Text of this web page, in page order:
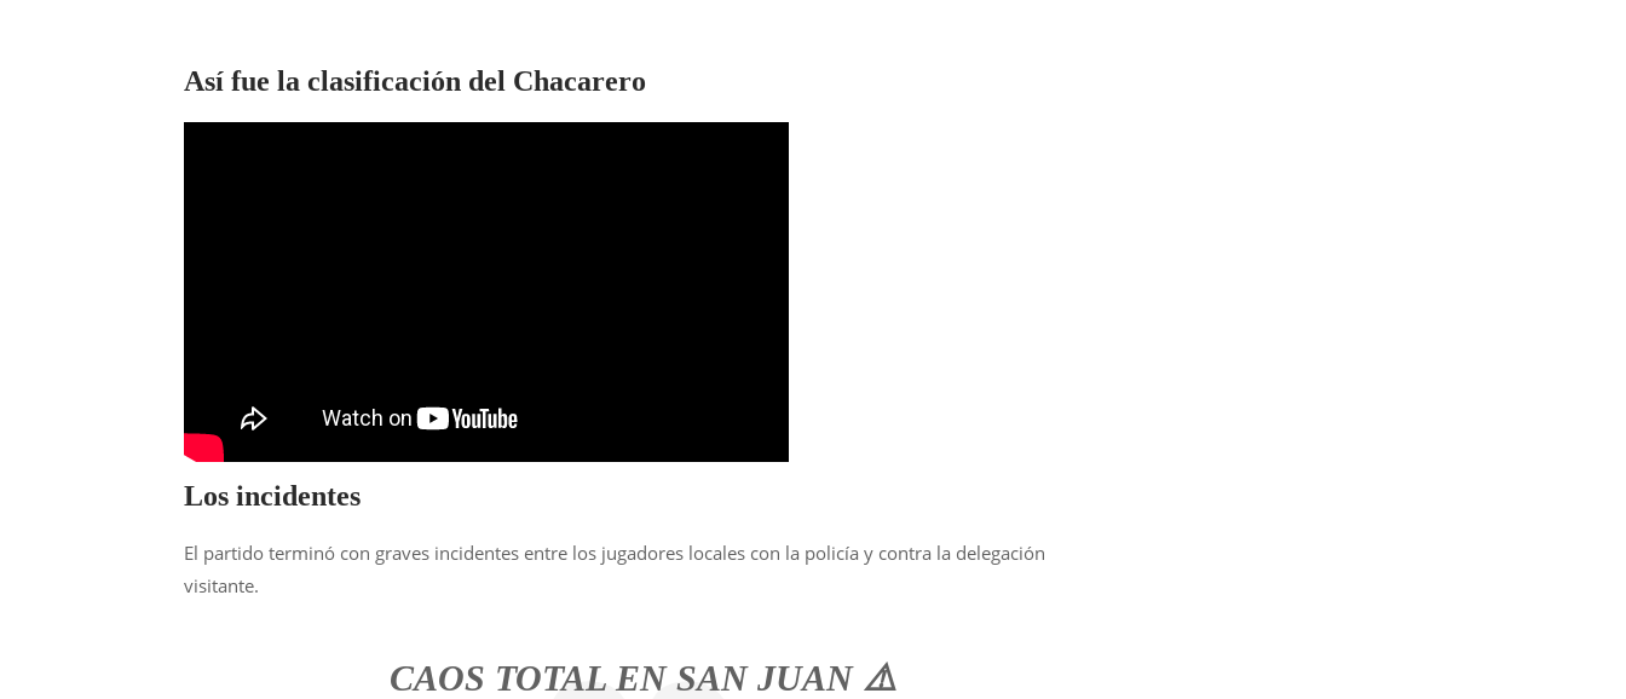
Así fue la clasificación del Chacarero
Los incidentes
El partido terminó con graves incidentes entre los jugadores locales con la policía y contra la delegación
visitante.
CAOS TOTAL EN SAN JUAN ⚠️